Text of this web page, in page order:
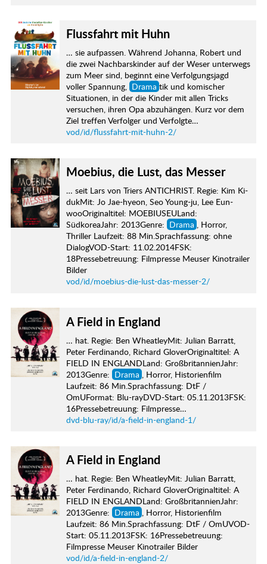
Flussfahrt mit Huhn
… sie aufpassen. Während Johanna, Robert und
die zwei Nachbarskinder auf der Weser unterwegs
zum Meer sind, beginnt eine Verfolgungsjagd
voller Spannung, Drama tik und komischer
Situationen, in der die Kinder mit allen Tricks
versuchen, ihren Opa abzuhängen. Kurz vor dem
Ziel treffen Verfolger und Verfolgte…
vod/id/flussfahrt-mit-huhn-2/
Moebius, die Lust, das Messer
… seit Lars von Triers ANTICHRIST. Regie: Kim Ki-
dukMit: Jo Jae-hyeon, Seo Young-ju, Lee Eun-
wooOriginaltitel: MOEBIUSEULand:
SüdkoreaJahr: 2013Genre: Drama , Horror,
Thriller Laufzeit: 88 Min.Sprachfassung: ohne
DialogVOD-Start: 11.02.2014FSK:
18Pressebetreuung: Filmpresse Meuser Kinotrailer
Bilder
vod/id/moebius-die-lust-das-messer-2/
A Field in England
… hat. Regie: Ben WheatleyMit: Julian Barratt,
Peter Ferdinando, Richard GloverOriginaltitel: A
FIELD IN ENGLANDLand: GroßbritannienJahr:
2013Genre: Drama , Horror, Historienfilm
Laufzeit: 86 Min.Sprachfassung: DtF /
OmUFormat: Blu-rayDVD-Start: 05.11.2013FSK:
16Pressebetreuung: Filmpresse…
dvd-blu-ray/id/a-field-in-england-1/
A Field in England
… hat. Regie: Ben WheatleyMit: Julian Barratt,
Peter Ferdinando, Richard GloverOriginaltitel: A
FIELD IN ENGLANDLand: GroßbritannienJahr:
2013Genre: Drama , Horror, Historienfilm
Laufzeit: 86 Min.Sprachfassung: DtF / OmUVOD-
Start: 05.11.2013FSK: 16Pressebetreuung:
Filmpresse Meuser Kinotrailer Bilder
vod/id/a-field-in-england-2/